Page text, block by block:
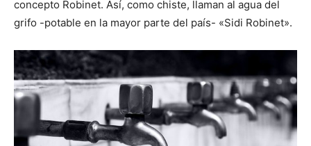
concepto Robinet. Así, como chiste, llaman al agua del
grifo -potable en la mayor parte del país- «Sidi Robinet».